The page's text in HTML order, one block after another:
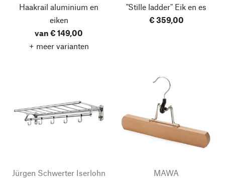
Haakrail aluminium en
eiken
van € 149,00
+ meer varianten
"Stille ladder" Eik en es
€ 359,00
Jürgen Schwerter Iserlohn
MAWA